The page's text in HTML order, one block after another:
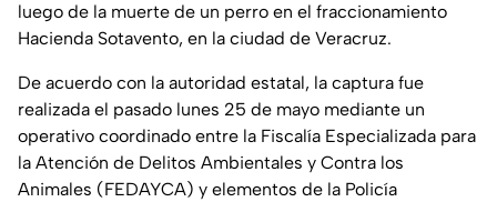
luego de la muerte de un perro en el fraccionamiento
Hacienda Sotavento, en la ciudad de Veracruz.
De acuerdo con la autoridad estatal, la captura fue
realizada el pasado lunes 25 de mayo mediante un
operativo coordinado entre la Fiscalía Especializada para
la Atención de Delitos Ambientales y Contra los
Animales (FEDAYCA) y elementos de la Policía